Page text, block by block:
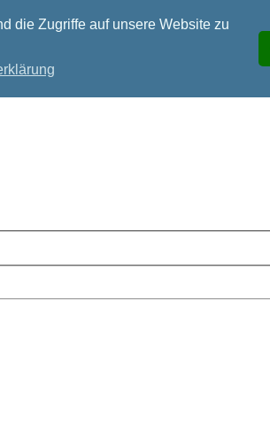
die Zugriffe auf unsere Website zu